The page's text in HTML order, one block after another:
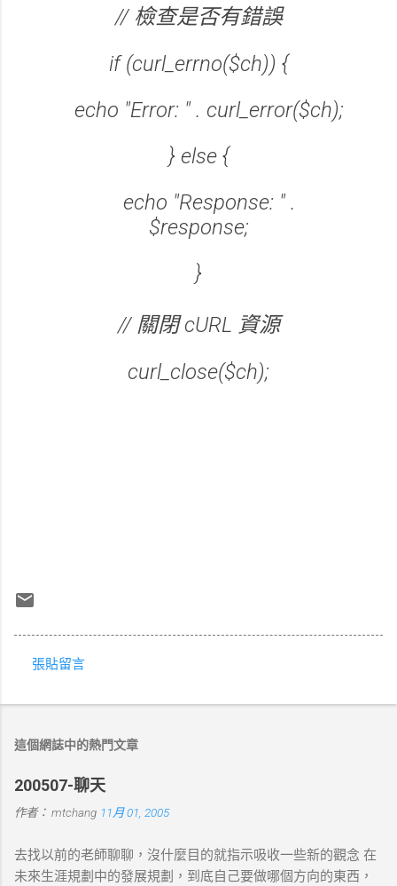
// 檢查是否有錯誤
if (curl_errno($ch)) {
echo "Error: " . curl_error($ch);
} else {
echo "Response: " .
$response;
}
// 關閉 cURL 資源
curl_close($ch);
言
張貼留言
這個網誌中的熱門文章
200507-聊天
作者： mtchang 11月 01, 2005
去找以前的老師聊聊，沒什麼目的就指示吸收一些新的觀念 在
未來生涯規劃中的發展規劃，到底自己要做哪個方向的東西，